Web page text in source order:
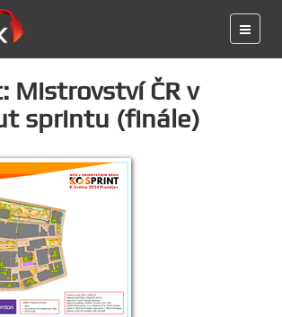
Mistrovství ČR v
sprintu (finále)